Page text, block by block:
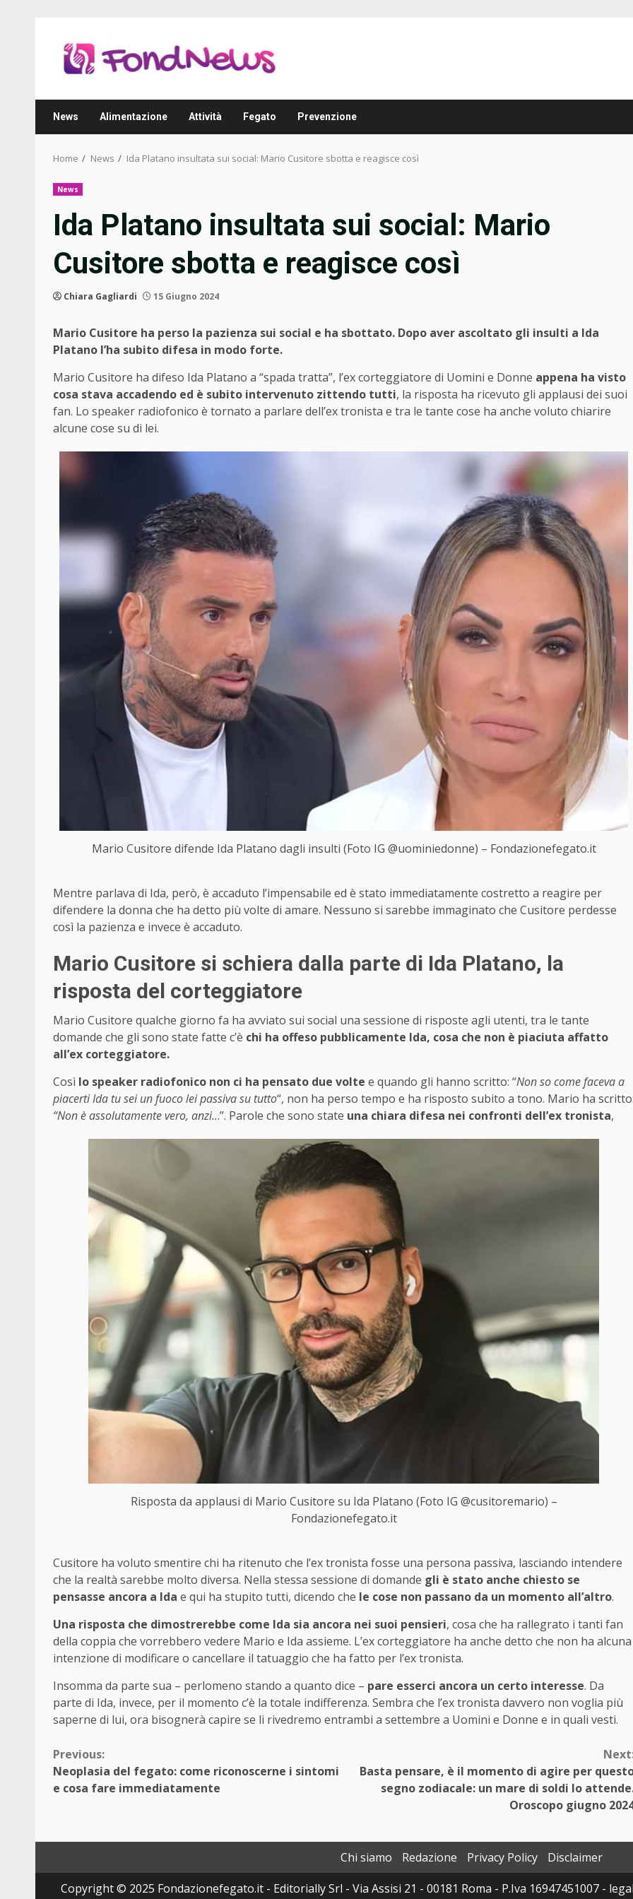
content
News Alimentazione Attività Fegato Prevenzione
Home News Ida Platano insultata sui social: Mario Cusitore sbotta e reagisce così
News
Ida Platano insultata sui social: Mario
Cusitore sbotta e reagisce così
Chiara Gagliardi 15 Giugno 2024
Mario Cusitore ha perso la pazienza sui social e ha sbottato. Dopo aver ascoltato gli insulti a Ida
Platano l’ha subito difesa in modo forte.
Mario Cusitore ha difeso Ida Platano a “spada tratta”, l’ex corteggiatore di Uomini e Donne appena ha visto
cosa stava accadendo ed è subito intervenuto zittendo tutti, la risposta ha ricevuto gli applausi dei suoi
fan. Lo speaker radiofonico è tornato a parlare dell’ex tronista e tra le tante cose ha anche voluto chiarire
alcune cose su di lei.
Mario Cusitore difende Ida Platano dagli insulti (Foto IG @uominiedonne) – Fondazionefegato.it
Mentre parlava di Ida, però, è accaduto l’impensabile ed è stato immediatamente costretto a reagire per
difendere la donna che ha detto più volte di amare. Nessuno si sarebbe immaginato che Cusitore perdesse
così la pazienza e invece è accaduto.
Mario Cusitore si schiera dalla parte di Ida Platano, la
risposta del corteggiatore
Mario Cusitore qualche giorno fa ha avviato sui social una sessione di risposte agli utenti, tra le tante
domande che gli sono state fatte c’è chi ha offeso pubblicamente Ida, cosa che non è piaciuta affatto
all’ex corteggiatore.
Così lo speaker radiofonico non ci ha pensato due volte e quando gli hanno scritto: “Non so come faceva a
piacerti Ida tu sei un fuoco lei passiva su tutto“, non ha perso tempo e ha risposto subito a tono. Mario ha
“Non è assolutamente vero, anzi...”. Parole che sono state una chiara difesa nei confronti dell’ex tronista,
Risposta da applausi di Mario Cusitore su Ida Platano (Foto IG @cusitoremario) –
Fondazionefegato.it
Cusitore ha voluto smentire chi ha ritenuto che l’ex tronista fosse una persona passiva, lasciando intendere
che la realtà sarebbe molto diversa. Nella stessa sessione di domande gli è stato anche chiesto se
pensasse ancora a Ida e qui ha stupito tutti, dicendo che le cose non passano da un momento all’altro.
Una risposta che dimostrerebbe come Ida sia ancora nei suoi pensieri, cosa che ha rallegrato i tanti fan
della coppia che vorrebbero vedere Mario e Ida assieme. L’ex corteggiatore ha anche detto che non ha alcuna
intenzione di modificare o cancellare il tatuaggio che ha fatto per l’ex tronista.
Insomma da parte sua – perlomeno stando a quanto dice – pare esserci ancora un certo interesse. Da
parte di Ida, invece, per il momento c’è la totale indifferenza. Sembra che l’ex tronista davvero non voglia più
saperne di lui, ora bisognerà capire se li rivedremo entrambi a settembre a Uomini e Donne e in quali vesti.
Continue
Reading
Previous:
Neoplasia del fegato: come riconoscerne i sintomi
e cosa fare immediatamente
Basta pensare, è il momento di agire per
segno zodiacale: un mare di soldi lo
Oroscopo giugno
Chi siamo Redazione Privacy Policy
Disclaimer
Copyright © 2025 Fondazionefegato.it - Editorially Srl - Via Assisi 21 - 00181 Roma - P.Iva 16947451007 -